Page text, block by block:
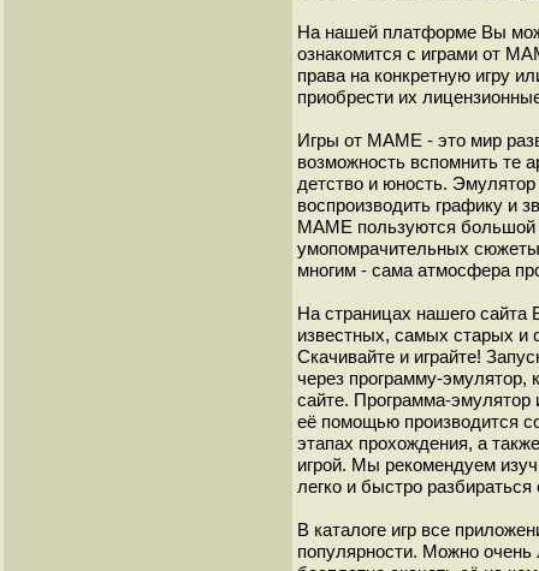
На нашей платформе Вы
ознакомится с играми от
права на конкретную игру
приобрести их
Игры от МАМЕ - это мир
возможность вспомнить те
детство и юность.
воспроизводить графику и
МАМЕ пользуются большой
умопомрачительных
многим - сама атмосфера
На страницах нашего
известных, самых старых
Скачивайте и играйте!
через программу-эмулятор,
сайте. Программа-
её помощью производится
этапах прохождения, а
игрой. Мы рекомендуем
легко и быстро
В каталоге игр все
популярности. Можно очень